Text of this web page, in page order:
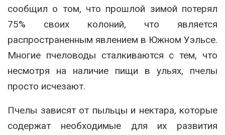
сообщил о том, что прошлой зимой потерял
75% своих колоний, что является
распространенным явлением в Южном Уэльсе.
Многие пчеловоды сталкиваются с тем, что
несмотря на наличие пищи в ульях, пчелы
просто исчезают.
Пчелы зависят от пыльцы и нектара, которые
содержат необходимые для их развития